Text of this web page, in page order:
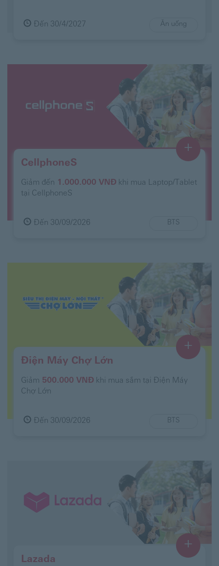
Đến 30/4/2027 Ăn uống
CellphoneS
Giảm đến 1.000.000 VNĐkhi mua Laptop/Tablet
tại CellphoneS
Đến 30/09/2026
+
BTS
Điện Máy Chợ Lớn
Giảm 500.000 VNĐkhi mua sắm tại Điện Máy
Chợ Lớn
Đến 30/09/2026
+
BTS
Lazada
+